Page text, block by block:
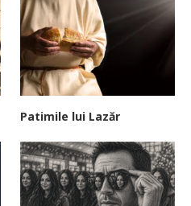
Patimile lui Lazăr